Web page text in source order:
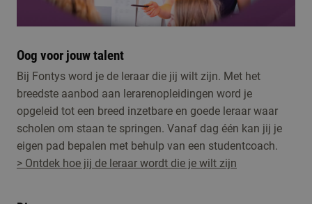
Oog voor jouw talent
Bij Fontys word je de leraar die jij wilt zijn. Met het
breedste aanbod aan lerarenopleidingen word je
opgeleid tot een breed inzetbare en goede leraar waar
scholen om staan te springen. Vanaf dag één kan jij je
eigen pad bepalen met behulp van een studentcoach.
> Ontdek hoe jij de leraar wordt die je wilt zijn